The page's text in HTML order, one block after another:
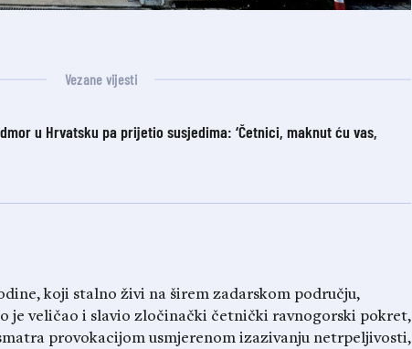
Vezane vijesti
u Hrvatsku pa prijetio susjedima: ‘Četnici, maknut ću vas,
koji stalno živi na širem zadarskom području,
je veličao i slavio zločinački četnički ravnogorski pokret,
provokacijom usmjerenom izazivanju netrpeljivosti,